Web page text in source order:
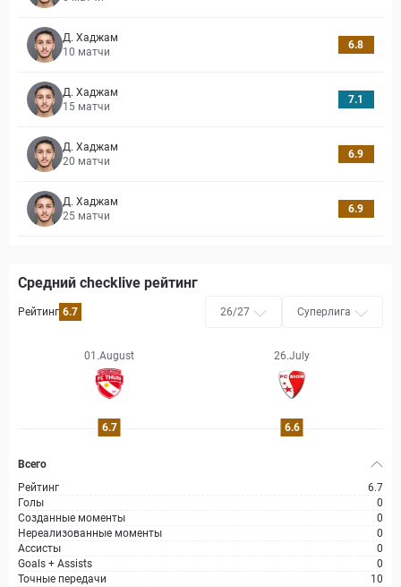
Д. Хаджам
10 матчи
6.8
Д. Хаджам
15 матчи
7.1
Д. Хаджам
20 матчи
6.9
Д. Хаджам
25 матчи
6.9
Средний checklive рейтинг
Рейтинг 6.7 26/27 Суперлига
01.August 26.July
6.7 6.6
Всего
Рейтинг
6.7
Голы
0
Созданные моменты
0
Нереализованные моменты
0
Ассисты
0
Goals + Assists
0
Точные передачи
10